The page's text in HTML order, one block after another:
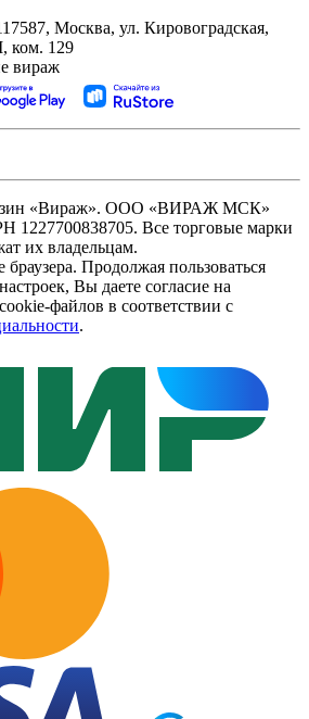
Москва, ул. Кировоградская,
ком. 129
вираж
«Вираж». ООО «ВИРАЖ МСК»
Все торговые марки
их владельцам.
браузера. Продолжая пользоваться
Вы даете согласие на
файлов в соответствии с
.